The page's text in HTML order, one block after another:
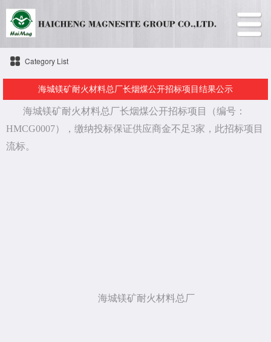
Category List
海城镁矿耐火材料总厂长烟煤公开招标项目结果公示
海城镁矿耐火材料总厂长烟煤公开招标项目（编号：
HMCG0007），缴纳投标保证供应商金不足3家，此招标项目
流标。
海城镁矿耐火材料总厂